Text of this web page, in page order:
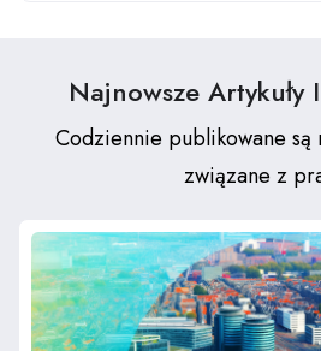
Najnowsze Artykuły
Codziennie publikowane są
związane z